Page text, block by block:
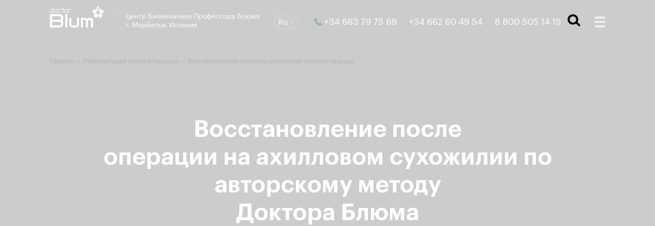
Центр Биомеханики Профессора Блюма
г. Марбелья, Испания
Ru +34 663 79 75 69 +34 662 60 49 54 8 800 505 14 15
Главная — Реабилитация после операции — Восстановление ахиллова сухожилия после операции
Восстановление после
операции на ахилловом сухожилии по
авторскому методу
Доктора Блюма